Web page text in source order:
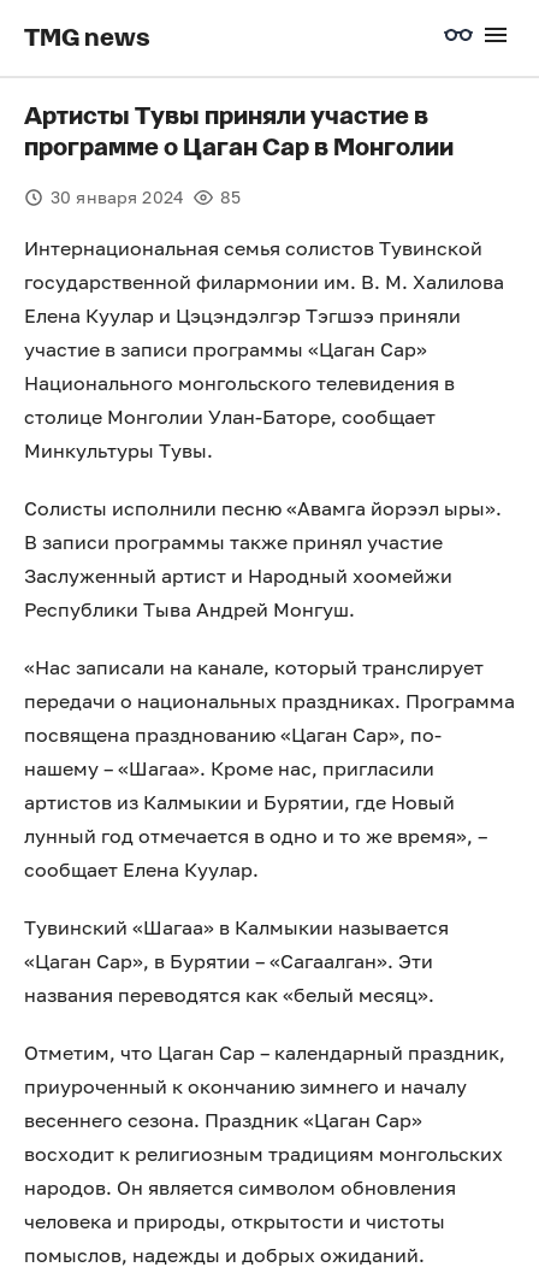
TMG news
Артисты Тувы приняли участие в
программе о Цаган Сар в Монголии
30 января 2024 85
Интернациональная семья солистов Тувинской
государственной филармонии им. В. М. Халилова
Елена Куулар и Цэцэндэлгэр Тэгшээ приняли
участие в записи программы «Цаган Сар»
Национального монгольского телевидения в
столице Монголии Улан-Баторе, сообщает
Минкультуры Тувы.
Солисты исполнили песню «Авамга йорээл ыры».
В записи программы также принял участие
Заслуженный артист и Народный хоомейжи
Республики Тыва Андрей Монгуш.
«Нас записали на канале, который транслирует
передачи о национальных праздниках. Программа
посвящена празднованию «Цаган Сар», по-
нашему – «Шагаа». Кроме нас, пригласили
артистов из Калмыкии и Бурятии, где Новый
лунный год отмечается в одно и то же время», –
сообщает Елена Куулар.
Тувинский «Шагаа» в Калмыкии называется
«Цаган Сар», в Бурятии – «Сагаалган». Эти
названия переводятся как «белый месяц».
Отметим, что Цаган Cap – календарный праздник,
приуроченный к окончанию зимнего и началу
весеннего сезона. Праздник «Цаган Сар»
восходит к религиозным традициям монгольских
народов. Он является символом обновления
человека и природы, открытости и чистоты
помыслов, надежды и добрых ожиданий.